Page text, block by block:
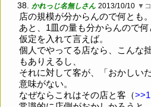
38. かれっじ名無しさん 2013/10/10 ▼
店の規模が分からんので何とも。
あと、1皿の量も分からんので何
仮定を入れて言えば。
個人でやってる店なら、こんな
もありえるし、
それに対して客が、「おかしい
意味がない。
なぜならこれはその店と客（>>1